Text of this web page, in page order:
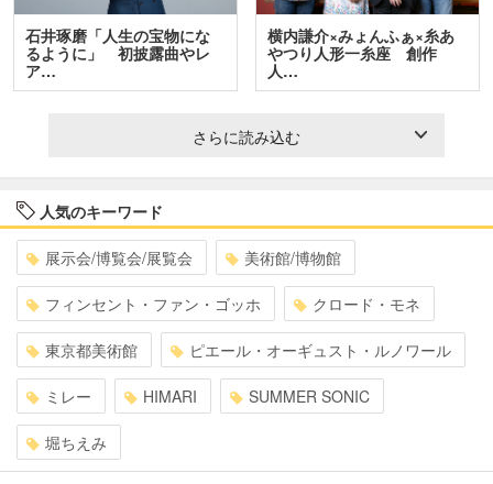
石井琢磨「人生の宝物にな
るように」 初披露曲やレ
ア…
横内謙介×みょんふぁ×糸あ
やつり人形一糸座 創作
人…
さらに読み込む
人気のキーワード
展示会/博覧会/展覧会 美術館/博物館
フィンセント・ファン・ゴッホ クロード・モネ
東京都美術館 ピエール・オーギュスト・ルノワール
ミレー HIMARI SUMMER SONIC
堀ちえみ